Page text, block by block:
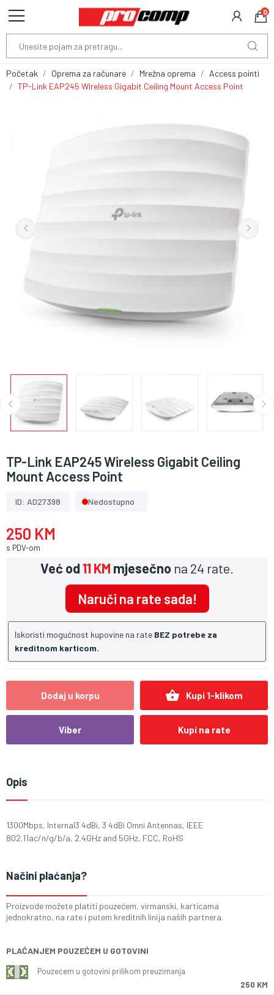
0
Početak Oprema za računare Mrežna oprema
Access pointi
TP-Link EAP245 Wireless Gigabit Ceiling Mount Access Point
TP-Link EAP245 Wireless Gigabit Ceiling
Mount Access Point
ID: AD27398 Nedostupno
250 KM
s PDV-om
Već od11 KM mjesečno na 24 rate.
Naruči na rate sada!
Iskoristi mogućnost kupovine na rate BEZ potrebe za
kreditnom karticom.
Dodaj u korpu shopping_basket Kupi 1-klikom
Viber Kupi na rate
Opis
1300Mbps, Internal3 4dBi, 3 4dBi Omni Antennas, IEEE
802.11ac/n/g/b/a, 2.4GHz and 5GHz, FCC, RoHS
Načini plaćanja?
Proizvode možete platiti pouzećem, virmanski, karticama
jednokratno, na rate i putem kreditnih linija naših partnera.
PLAĆANJEM POUZEĆEM U GOTOVINI
Pouzećem u gotovini prilikom preuzimanja
250 KM